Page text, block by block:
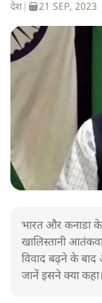
देश 21 SEP, 2023
भारत और कनाडा के
खालिस्तानी
विवाद बढ़ने के बाद
जानें इसने क्या कहा।